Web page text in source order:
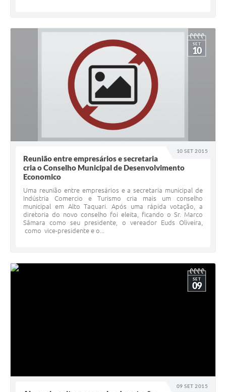
10 SET 2015
SET
10
Reunião entre empresários e secretaria
cria o Conselho Municipal de Desenvolvimento
Economico
Uma reunião entre empresários e a secretaria municipal de
Indústria Comercio e Turismo cria mais um conselho
municipal em Alto Taquari. Após uma rápida votação, a
diretoria do novo conselho foi eleita, ficando o Sr. Marco
Sâmara como seu presidente, o vereador Euds Oliveira,
como vice-presidente e o...
09 SET 2015
SET
09